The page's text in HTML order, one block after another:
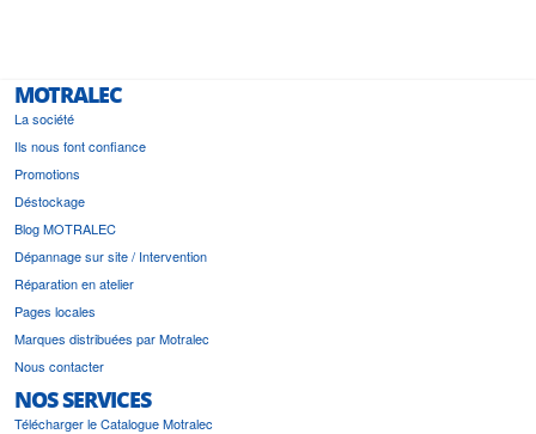
MOTRALEC
La société
Ils nous font confiance
Promotions
Déstockage
Blog MOTRALEC
Dépannage sur site / Intervention
Réparation en atelier
Pages locales
Marques distribuées par Motralec
Nous contacter
NOS SERVICES
Télécharger le Catalogue Motralec